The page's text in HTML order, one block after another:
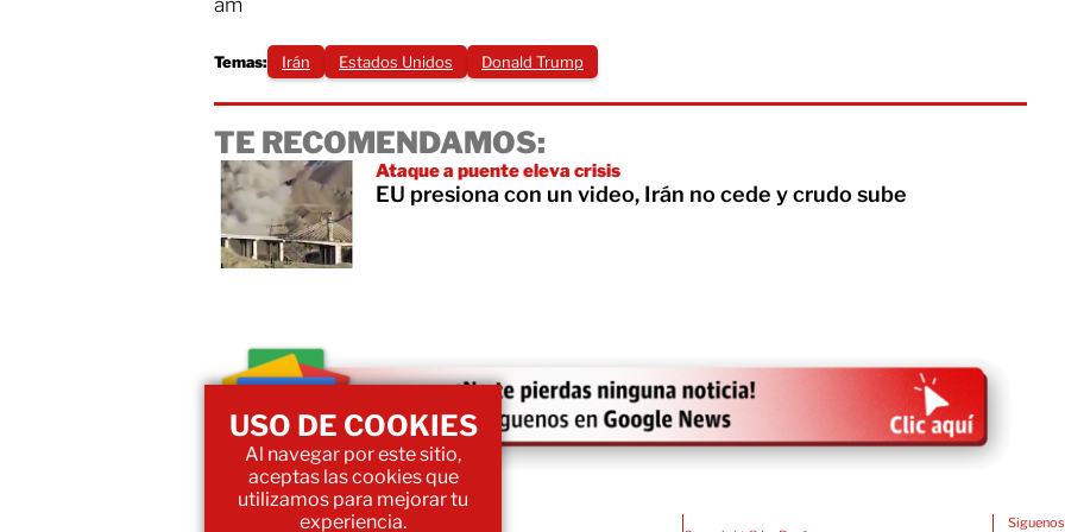
Temas: Irán Estados Unidos Donald Trump
TE RECOMENDAMOS:
Ataque a puente eleva crisis
EU presiona con un video, Irán no cede y crudo sube
USO DE COOKIES
Al navegar por este sitio,
aceptas las cookies que
utilizamos para mejorar tu
experiencia.